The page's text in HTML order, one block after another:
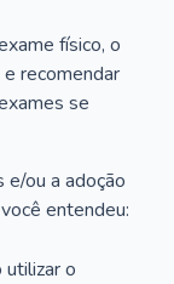
físico, o
recomendar
se
ou a adoção
entendeu:
o